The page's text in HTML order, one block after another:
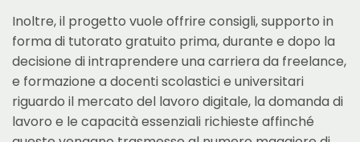
Inoltre, il progetto vuole offrire consigli, supporto in
forma di tutorato gratuito prima, durante e dopo la
decisione di intraprendere una carriera da freelance,
e formazione a docenti scolastici e universitari
riguardo il mercato del lavoro digitale, la domanda di
lavoro e le capacità essenziali richieste affinché